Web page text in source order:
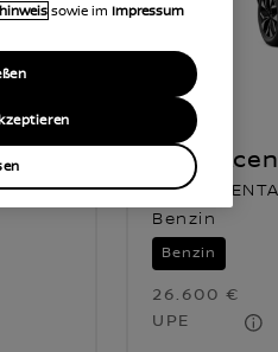
Juke
JUKE
Benzin
Benzin
26.600 €
UPE
sowie im Impressum